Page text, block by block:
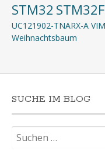
STM32
UC121902-TNARX-A
Weihnachtsbaum
SUCHE IM BLOG
nach: